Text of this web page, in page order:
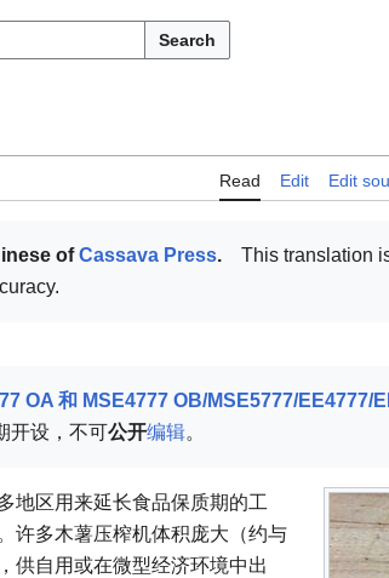
Search
Read Edit Edit
ofCassava Press.
This translation
OA 和 MSE4777 OB/MSE5777/EE4777/
开设，不可公开编辑。
地区用来延长食品保质期的工
许多木薯压榨机体积庞大（约与
供自用或在微型经济环境中出